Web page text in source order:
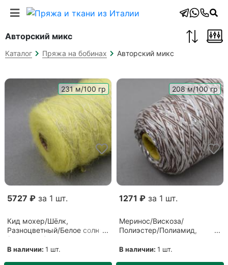
Авторский микс
Каталог Пряжа на бобинах Авторский микс
231 м/100 гр
5727 ₽ за 1 шт.
Кид мохер/Шёлк,
Разноцветный/Белое солнце
(ГЛ-00057)
В наличии: 1 шт.
208 м/100 гр
1271 ₽ за 1 шт.
Меринос/Вискоза/
Полиэстер/Полиамид,
(ГЛ-00075)
В наличии: 1 шт.